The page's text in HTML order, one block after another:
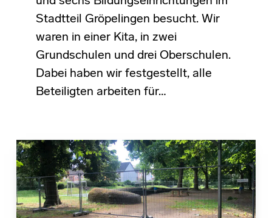
Stadtteil Gröpelingen besucht. Wir
waren in einer Kita, in zwei
Grundschulen und drei Oberschulen.
Dabei haben wir festgestellt, alle
Beteiligten arbeiten für…